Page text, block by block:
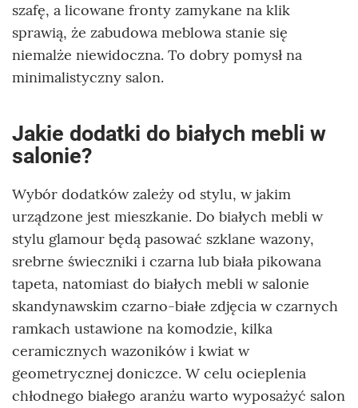
szafę, a licowane fronty zamykane na klik
sprawią, że zabudowa meblowa stanie się
niemalże niewidoczna. To dobry pomysł na
minimalistyczny salon.
Jakie dodatki do białych mebli w
salonie?
Wybór dodatków zależy od stylu, w jakim
urządzone jest mieszkanie. Do białych mebli w
stylu glamour będą pasować szklane wazony,
srebrne świeczniki i czarna lub biała pikowana
tapeta, natomiast do białych mebli w salonie
skandynawskim czarno-białe zdjęcia w czarnych
ramkach ustawione na komodzie, kilka
ceramicznych wazoników i kwiat w
geometrycznej doniczce. W celu ocieplenia
chłodnego białego aranżu warto wyposażyć salon